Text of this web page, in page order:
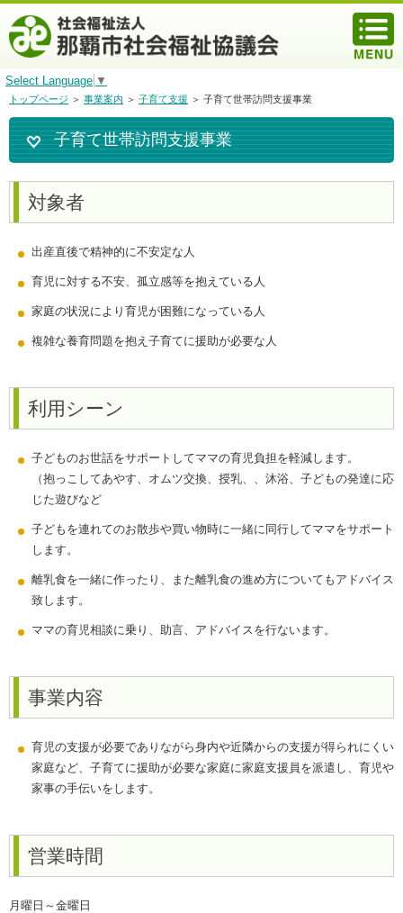
Select Language ▼
トップページ ＞ 事業案内 ＞ 子育て支援 ＞ 子育て世帯訪問支援事業
子育て世帯訪問支援事業
対象者
出産直後で精神的に不安定な人
育児に対する不安、孤立感等を抱えている人
家庭の状況により育児が困難になっている人
複雑な養育問題を抱え子育てに援助が必要な人
利用シーン
子どものお世話をサポートしてママの育児負担を軽減します。
（抱っこしてあやす、オムツ交換、授乳、、沐浴、子どもの発達に応
じた遊びなど
子どもを連れてのお散歩や買い物時に一緒に同行してママをサポート
します。
離乳食を一緒に作ったり、また離乳食の進め方についてもアドバイス
致します。
ママの育児相談に乗り、助言、アドバイスを行ないます。
事業内容
育児の支援が必要でありながら身内や近隣からの支援が得られにくい
家庭など、子育てに援助が必要な家庭に家庭支援員を派遣し、育児や
家事の手伝いをします。
営業時間
月曜日～金曜日